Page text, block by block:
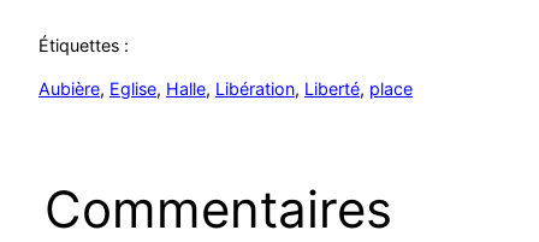
Étiquettes :
Aubière, Eglise, Halle, Libération, Liberté, place
Commentaires